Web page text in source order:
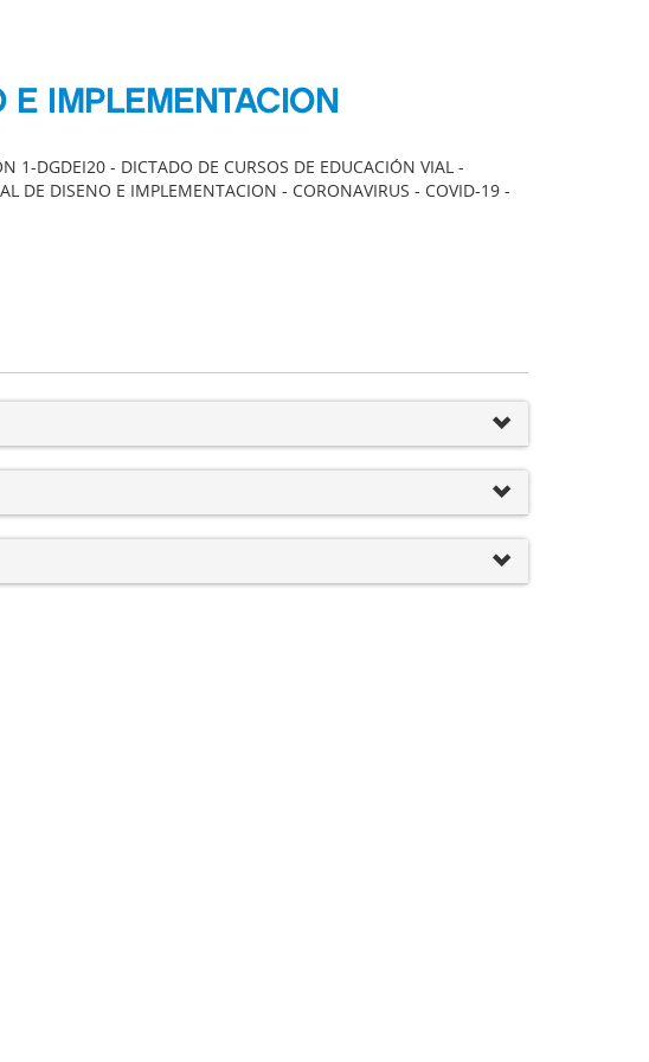
IMPLEMENTACION
1-DGDEI20 - DICTADO DE CURSOS DE EDUCACIÓN VIAL -
DE DISENO E IMPLEMENTACION - CORONAVIRUS - COVID-19 -